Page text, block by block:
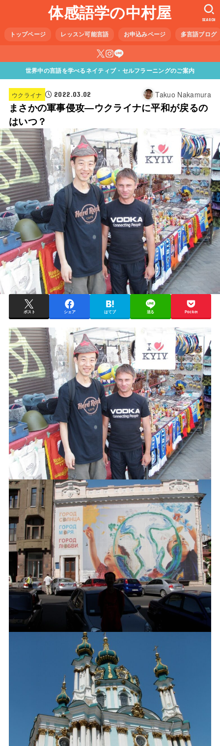
体感語学の中村屋
トップページ レッスン可能言語 お申込みページ 多言語ブログ
SEARCH
世界中の言語を学べるネイティブ・セルフラーニングのご案内
ウクライナ 2022.03.02 Takuo Nakamura
まさかの軍事侵攻―ウクライナに平和が戻るの
はいつ？
ポスト シェア はてブ 送る Pocket